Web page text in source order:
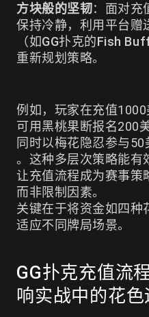
方块般的坚韧：面对充
保持冷静，利用平台赠
（如GG扑克的Fish
重新规划策略。
例如，玩家在充值1000
可用黑桃果断报名200
同时以梅花隐忍参与
。这种多层次策略能有
让充值流程成为赛事策
而非限制因素。
关键在于将资金如四种
适应不同牌局场景。
GG扑克充值流
响实战中的花色